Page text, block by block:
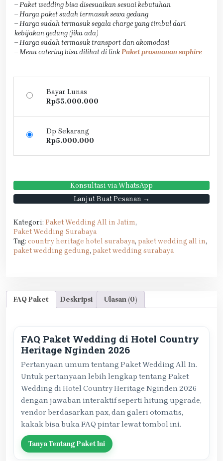
– Paket wedding bisa disesuaikan sesuai kebutuhan
– Harga paket sudah termasuk sewa gedung
– Harga sudah termasuk segala charge yang timbul dari
kebijakan gedung (jika ada)
– Harga sudah termasuk transport dan akomodasi
– Menu catering bisa dilihat di linkPaket prasmanan saphire
Bayar Lunas
Rp55.000.000
Dp Sekarang
Rp5.000.000
Konsultasi via WhatsApp
Lanjut Buat Pesanan →
Kategori: Paket Wedding All in Jatim,
Paket Wedding Surabaya
Tag: country heritage hotel surabaya, paket wedding all in,
paket wedding gedung, paket wedding surabaya
FAQ Paket Deskripsi Ulasan (0)
FAQ Paket Wedding di Hotel Country
Heritage Nginden 2026
Pertanyaan umum tentang Paket Wedding All In.
Untuk pertanyaan lebih lengkap tentang Paket
Wedding di Hotel Country Heritage Nginden 2026
dengan jawaban interaktif seperti hitung upgrade,
vendor berdasarkan pax, dan galeri otomatis,
kakak bisa buka FAQ pintar lewat tombol ini.
Tanya Tentang Paket Ini